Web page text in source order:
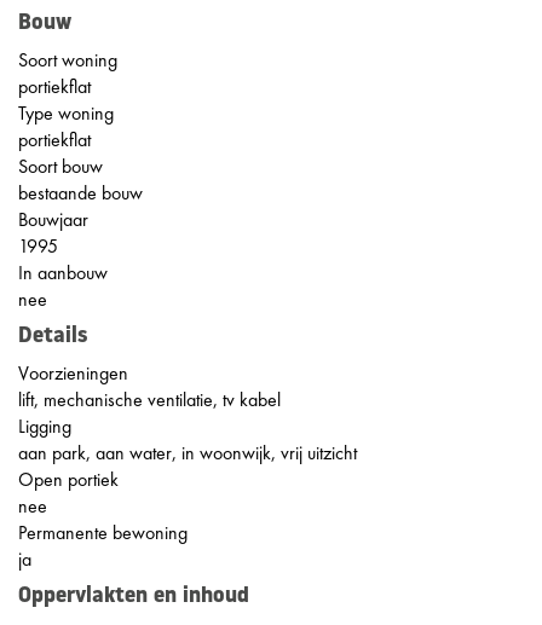
Bouw
Soort woning
portiekflat
Type woning
portiekflat
Soort bouw
bestaande bouw
Bouwjaar
1995
In aanbouw
nee
Details
Voorzieningen
lift, mechanische ventilatie, tv kabel
Ligging
aan park, aan water, in woonwijk, vrij uitzicht
Open portiek
nee
Permanente bewoning
ja
Oppervlakten en inhoud